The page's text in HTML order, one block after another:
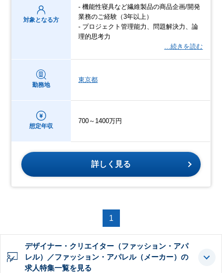
対象となる方
- 機能性寝具など繊維製品の商品企画/開発
業務のご経験（3年以上）
- プロジェクト管理能力、問題解決力、論
理的思考力
…続きを読む
勤務地
東京都
想定年収
700～1400万円
詳しく見る
1
デザイナー・クリエイター（ファッション・アパ
レル）／ファッション・アパレル（メーカー）の
求人特集一覧を見る